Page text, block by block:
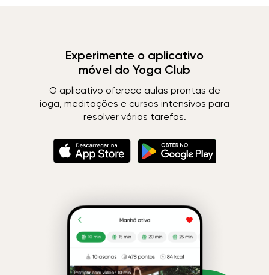
Experimente o aplicativo
móvel do Yoga Club
O aplicativo oferece aulas prontas de
ioga, meditações e cursos intensivos para
resolver várias tarefas.